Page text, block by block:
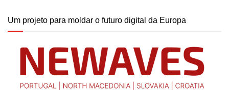
Um projeto para moldar o futuro digital da Europa